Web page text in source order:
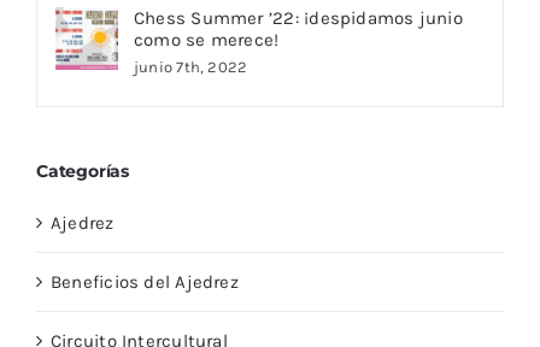
Chess Summer ’22: ¡despidamos junio
como se merece!
junio 7th, 2022
Categorías
Ajedrez
Beneficios del Ajedrez
Circuito Intercultural